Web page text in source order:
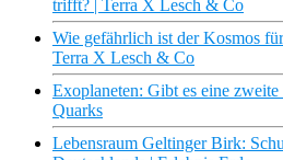
trifft? | Terra X Lesch & Co
Wie gefährlich ist der Kosmos
Terra X Lesch & Co
Exoplaneten: Gibt es eine
Quarks
Lebensraum Geltinger Birk: